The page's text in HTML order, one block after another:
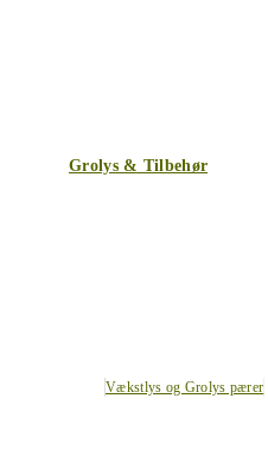
Grolys & Tilbehør
Vækstlys og Grolys pærer